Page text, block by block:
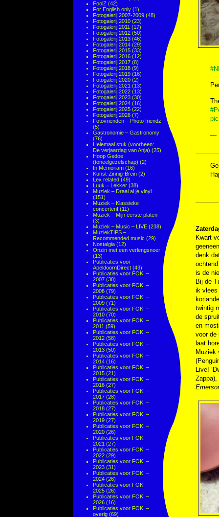
FoolZ (42)
For English only (1)
Fotogalerij 2007-2009 (48)
Fotogalerij 2010 (23)
Fotogalerij 2011 (17)
Fotogalerij 2012 (50)
Fotogalerij 2013 (46)
Fotogalerij 2014 (29)
Fotogalerij 2015 (33)
Fotogalerij 2016 (12)
Fotogalerij 2017 (8)
Fotogalerij 2018 (9)
Fotogalerij 2019 (16)
Fotogalerij 2020 (2)
Fotogalerij 2021 (13)
Fotogalerij 2022 (13)
Fotogalerij 2023 (30)
Fotogalerij 2024 (16)
Fotogalerij 2025 (22)
Fotogalerij 2026 (7)
Fotovrienden – Photo friendz
(5)
Gastronomie – Gastronomy
(76)
Helemaal stuk (voorheen:
De verjaardag van Anja) (25)
Hoop Gedoe
(toneelgezelschap) (2)
In Memoriam (16)
Kunst-Zinnig-Brein (2)
Lex related (49)
Luuk = Lekker (38)
Muziek – Draai al je vinyl
(151)
Muziek – Klassieke
concerten! (11)
Muziek – Mijn eerste platen
(3)
Muziek – Music – LIVE (238)
MuziekTIPS –
Recommended music (29)
Nostalgia (12)
Onzin met een verlengsnoer
(13)
Publicaties voor
ApeldoornDirect (43)
Publicaties voor FOK! –
2007 (38)
Publicaties voor FOK! –
2008 (79)
Publicaties voor FOK! –
2009 (71)
Publicaties voor FOK! –
2010 (70)
Publicaties voor FOK! –
2011 (59)
Publicaties voor FOK! –
2012 (58)
Publicaties voor FOK! –
2013 (50)
Publicaties voor FOK! –
2014 (16)
Publicaties voor FOK! –
2015 (21)
Publicaties voor FOK! –
2016 (27)
Publicaties voor FOK! –
2017 (28)
Publicaties voor FOK! –
2018 (27)
Publicaties voor FOK! –
2019 (27)
Publicaties voor FOK! –
2020 (26)
Publicaties voor FOK! –
2021 (27)
Publicaties voor FOK! –
2022 (29)
Publicaties voor FOK! –
2023 (31)
Publicaties voor FOK! –
2024 (26)
Publicaties voor FOK! –
2025 (26)
Publicaties voor FOK! –
2026 (16)
Publicaties voor FOK! –
overig (69)
—
—
–
Kwart
denk
is de
Bij de
ik vlees
twintig
de
en
voor de
laat
Muziek
Live!
Zappa),